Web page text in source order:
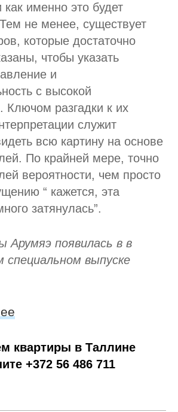
именно это будет
не менее, существует
которые достаточно
чтобы указать
и
с высокой
Ключом разгадки к их
служит
всю картину на основе
По крайней мере, точно
вероятности, чем просто
“ кажется, эта
затянулась”.
появилась в в
специальном выпуске
квартиры в Таллине
+372 56 486 711